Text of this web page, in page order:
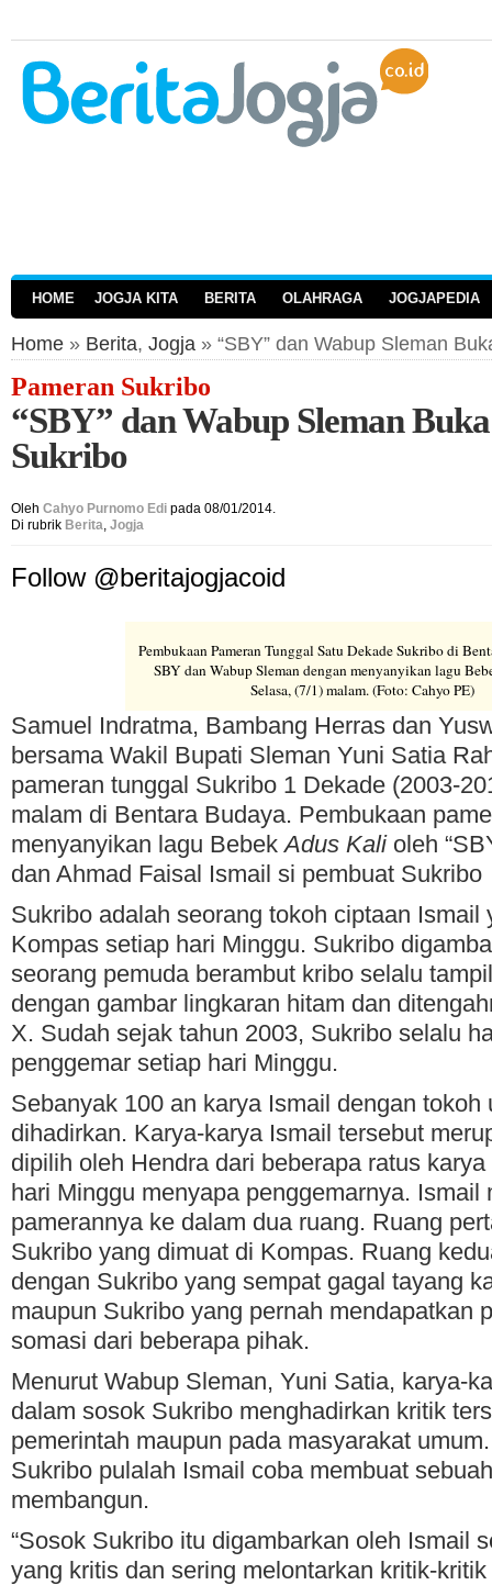
HOME JOGJA KITA BERITA OLAHRAGA JOGJAPEDIA
Home » Berita, Jogja » “SBY” dan Wabup Sleman
Pameran Sukribo
“SBY” dan Wabup Sleman
Sukribo
Oleh Cahyo Purnomo Edi pada 08/01/2014.
Di rubrik Berita, Jogja
Follow @beritajogjacoid
Pembukaan Pameran Tunggal Satu Dekade Sukribo di
SBY dan Wabup Sleman dengan menyanyikan lagu
Selasa, (7/1) malam. (Foto: Cahyo PE)
Samuel Indratma, Bambang Herras dan
bersama Wakil Bupati Sleman Yuni Satia
pameran tunggal Sukribo 1 Dekade (2003-
malam di Bentara Budaya. Pembukaan
menyanyikan lagu BebekAdus Kali oleh
dan Ahmad Faisal Ismail si pembuat Sukribo
Sukribo adalah seorang tokoh ciptaan Ismail
Kompas setiap hari Minggu. Sukribo
seorang pemuda berambut kribo selalu
dengan gambar lingkaran hitam dan
X. Sudah sejak tahun 2003, Sukribo selalu
penggemar setiap hari Minggu.
Sebanyak 100 an karya Ismail dengan tokoh
dihadirkan. Karya-karya Ismail tersebut
dipilih oleh Hendra dari beberapa ratus
hari Minggu menyapa penggemarnya. Ismail
pamerannya ke dalam dua ruang. Ruang
Sukribo yang dimuat di Kompas. Ruang
dengan Sukribo yang sempat gagal tayang
maupun Sukribo yang pernah mendapatkan
somasi dari beberapa pihak.
Menurut Wabup Sleman, Yuni Satia, karya-
dalam sosok Sukribo menghadirkan kritik
pemerintah maupun pada masyarakat
Sukribo pulalah Ismail coba membuat
membangun.
“Sosok Sukribo itu digambarkan oleh Ismail
yang kritis dan sering melontarkan kritik-